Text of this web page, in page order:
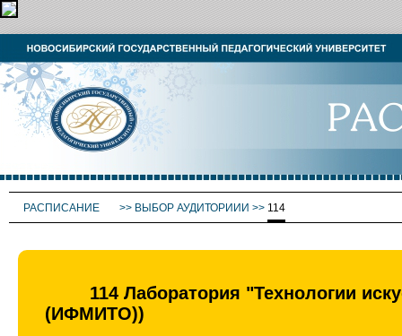
РАСПИСАНИЕ >> ВЫБОР АУДИТОРИИИ >> 114
114 Лаборатория "Технологии
(ИФМИТО))